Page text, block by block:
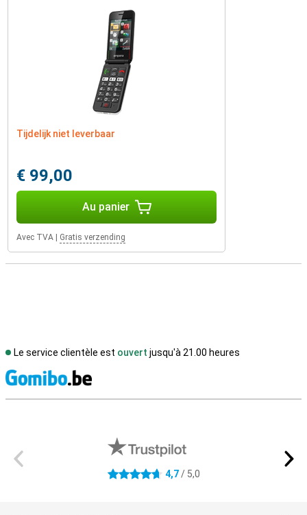
Tijdelijk niet leverbaar
€ 99,00
Au panier
Avec TVA Gratis verzending
Le service clientèle est ouvert jusqu'à 21.00 heures
4.7 étoiles 4,7/ 5,0